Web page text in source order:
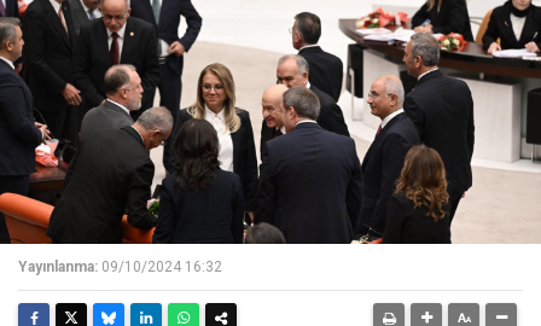
Yayınlanma: 09/10/2024 16:32